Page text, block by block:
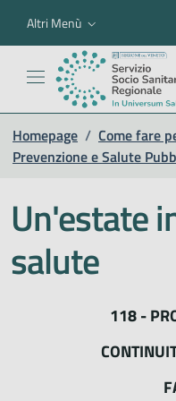
Altri Menù
Homepage / Come fare
Prevenzione e Salute
Un'estate
salute
118 -